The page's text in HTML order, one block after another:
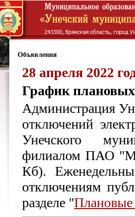
Объявления
28 апреля 2022
График
Администрация
отключений
Унечского
филиалом ПАО
Кб).
отключениям
разделе "